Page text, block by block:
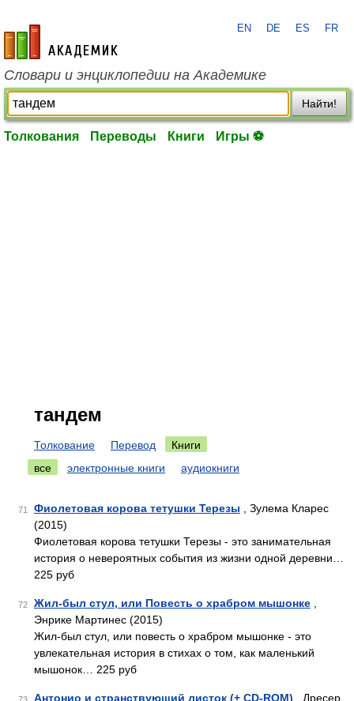
academic.ru
EN DE ES FR
Словари и энциклопедии на Академике
Найти!
Толкования Переводы Книги Игры ⚽
тандем
Толкование Перевод
Книги
все
электронные книги аудиокниги
71 Фиолетовая корова тетушки Терезы , Зулема Кларес
(2015)
Фиолетовая корова тетушки Терезы - это занимательная
история о невероятных события из жизни одной деревни…
225 руб
72 Жил-был стул, или Повесть о храбром мышонке
Энрике Мартинес (2015)
Жил-был стул, или повесть о храбром мышонке - это
увлекательная история в стихах о том, как маленький
мышонок… 225 руб
Антонио и странствующий листок (+ CD-ROM) , Дресер